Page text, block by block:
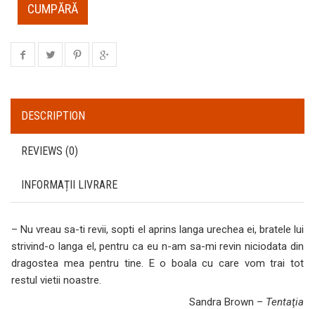
CUMPĂRĂ
DESCRIPTION
REVIEWS (0)
INFORMAȚII LIVRARE
– Nu vreau sa-ti revii, sopti el aprins langa urechea ei, bratele lui
strivind-o langa el, pentru ca eu n-am sa-mi revin niciodata din
dragostea mea pentru tine. E o boala cu care vom trai tot
restul vietii noastre.
Sandra Brown – Tentaţia